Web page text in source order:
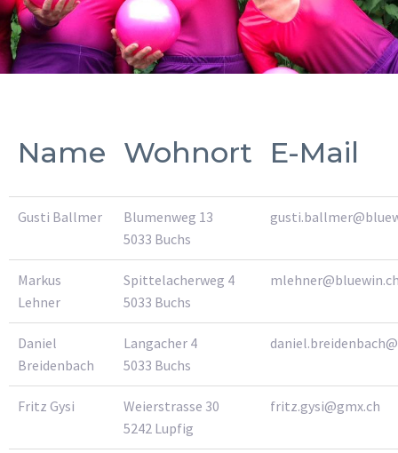
Name Wohnort E-Mail
Gusti Ballmer
Blumenweg 13
5033 Buchs
Markus
Lehner
Spittelacherweg 4
5033 Buchs
Daniel
Breidenbach
Langacher 4
5033 Buchs
Fritz Gysi
Weierstrasse 30
5242 Lupfig
fritz.gysi@gmx.ch